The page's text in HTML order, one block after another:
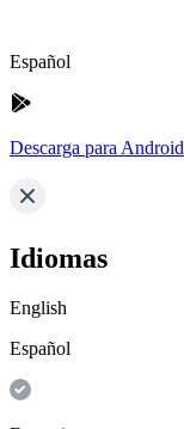
Español
Descarga para Android
Idiomas
English
Español